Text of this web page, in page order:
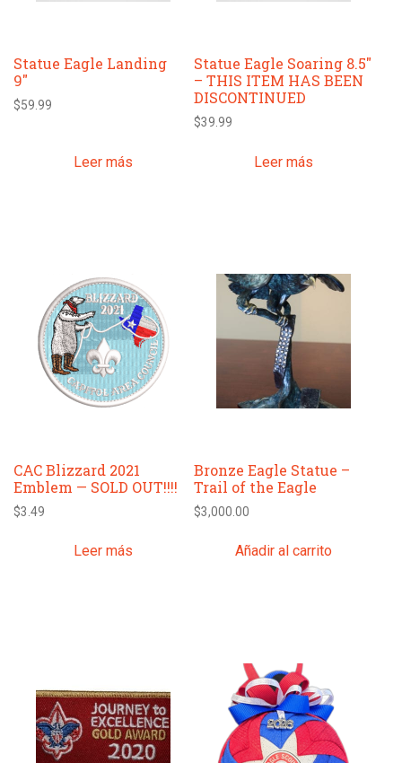
Statue Eagle Landing
9″
$59.99
Leer más
Statue Eagle Soaring 8.5″
– THIS ITEM HAS BEEN
DISCONTINUED
$39.99
Leer más
CAC Blizzard 2021
Emblem — SOLD OUT!!!!
$3.49
Leer más
Bronze Eagle Statue –
Trail of the Eagle
$3,000.00
Añadir al carrito
tiene
múltiples
variantes.
Las
producto
tiene
múltiples
variantes.
Las